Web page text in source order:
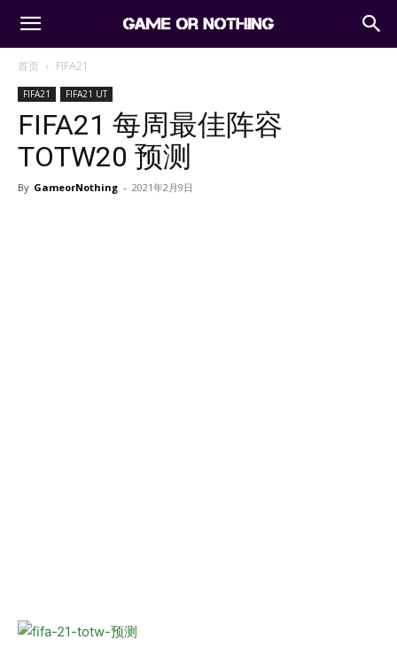
首页 FIFA21
FIFA21 FIFA21 UT
FIFA21 每周最佳阵容
TOTW20 预测
By GameorNothing - 2021年2月9日